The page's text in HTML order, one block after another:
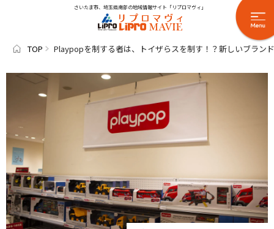
さいたま市、埼玉県南部の地域情報サイト「リプロマヴィ」
TOP Playpopを制する者は、トイザらスを制す！？新しいブラン